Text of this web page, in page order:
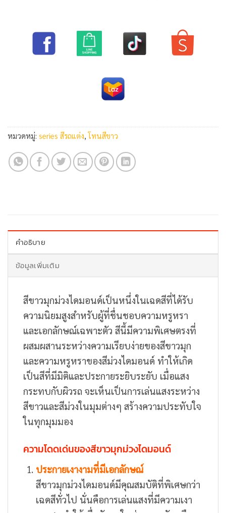
หมวดหมู่: series สีรถแต่ง,โทนสีขาว
คำอธิบาย
ข้อมูลเพิ่มเติม
สีขาวมุกม่วงไดมอนด์เป็นหนึ่งในเฉดสีที่ได้รับ
ความนิยมสูงสำหรับผู้ที่ชื่นชอบความหรูหรา
และเอกลักษณ์เฉพาะตัว สีนี้มีความพิเศษตรงที่
ผสมผสานระหว่างความเรียบง่ายของสีขาวมุก
และความหรูหราของสีม่วงไดมอนด์ ทำให้เกิด
เป็นสีที่มีมิติและประกายระยิบระยับ เมื่อแสง
กระทบกับผิวรถ จะเห็นเป็นการเล่นแสงระหว่าง
สีขาวและสีม่วงในมุมต่างๆ สร้างความประทับใจ
ในทุกมุมมอง
ความโดดเด่นของสีขาวมุกม่วงไดมอนด์
ประกายเงางามที่มีเอกลักษณ์
สีขาวมุกม่วงไดมอนด์มีคุณสมบัติที่พิเศษกว่า
เฉดสีทั่วไป นั่นคือการเล่นแสงที่มีความเงา